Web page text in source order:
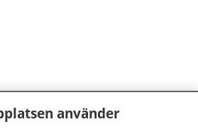
använder